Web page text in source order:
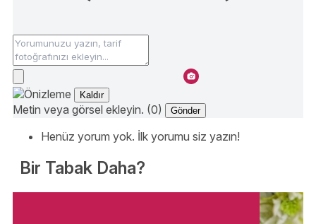
Kaldır
Metin veya görsel ekleyin. (0) Gönder
Henüz yorum yok. İlk yorumu siz yazın!
Bir Tabak Daha?